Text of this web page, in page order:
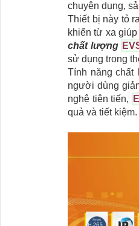
chuyên dụng,
Thiết bị này tỏ
khiển từ xa
chất lượng
sử dụng trong
Tính năng chất
người dùng
nghệ tiên tiến,
quả và tiết kiệm.